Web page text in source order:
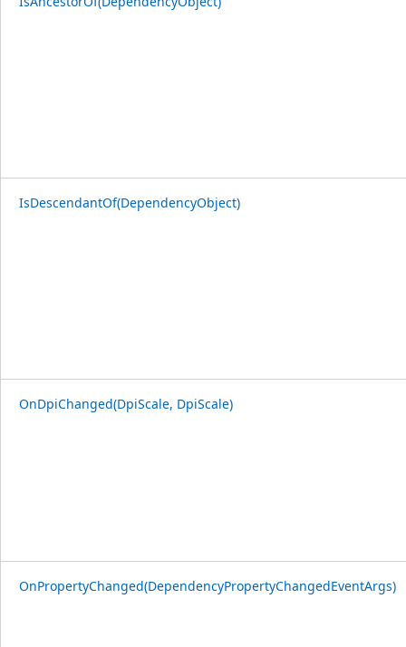
IsDescendantOf(DependencyObject)
OnDpiChanged(DpiScale, DpiScale)
OnPropertyChanged(DependencyPropertyChangedEventArgs)